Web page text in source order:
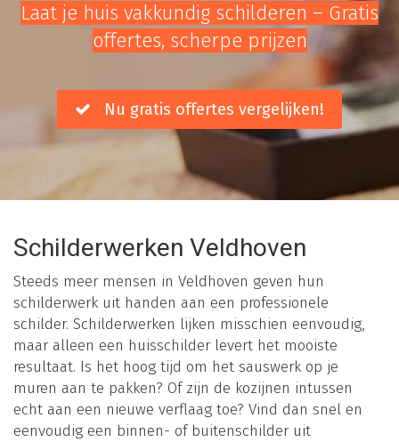
Laat je huis vakkundig schilderen – Gratis
offertes, scherpe prijzen
Nu gratis offertes vergelijken!
Schilderwerken Veldhoven
Steeds meer mensen in Veldhoven geven hun
schilderwerk uit handen aan een professionele
schilder. Schilderwerken lijken misschien eenvoudig,
maar alleen een huisschilder levert het mooiste
resultaat. Is het hoog tijd om het sauswerk op je
muren aan te pakken? Of zijn de kozijnen intussen
echt aan een nieuwe verflaag toe? Vind dan snel en
eenvoudig een binnen- of buitenschilder uit